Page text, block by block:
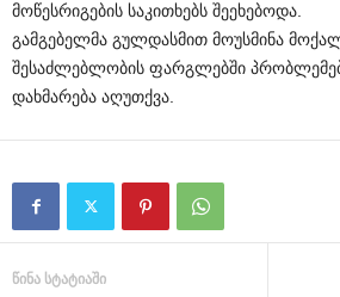
მოწესრიგების საკითხებს შეეხებოდა.
გამგებელმა გულდასმით მოუსმინა
შესაძლებლობის ფარგლებში
დახმარება აღუთქვა.
წინა სტატიაში